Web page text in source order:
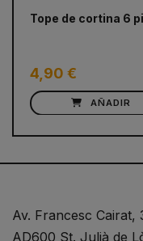
Tope de cortina 6
4,90 €
AÑADIR
Av. Francesc Cairat,
AD600 St. Julià de